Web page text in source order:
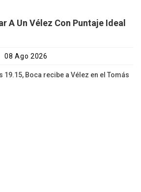
A Un Vélez Con Puntaje Ideal
08 Ago 2026
19.15, Boca recibe a Vélez en el Tomás